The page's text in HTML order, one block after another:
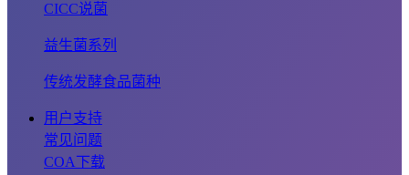
CICC说菌
益生菌系列
传统发酵食品菌种
用户支持
常见问题
COA下载